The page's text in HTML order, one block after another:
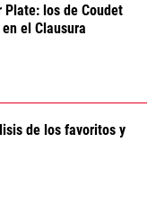
Plate: los de Coudet
el Clausura
de los favoritos y